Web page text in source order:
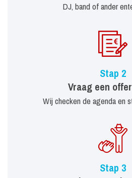
DJ, band of ander
Stap 2
Vraag een
Wij checken de agenda en
Stap 3